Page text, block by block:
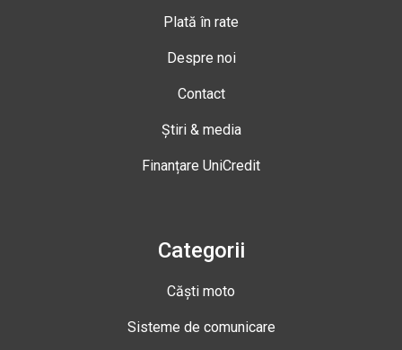
Plată în rate
Despre noi
Contact
Știri & media
Finanțare UniCredit
Categorii
Căști moto
Sisteme de comunicare